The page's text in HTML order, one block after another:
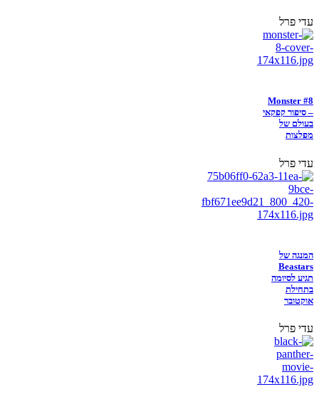
עדי פרל
Monster #8
– סיפור קפקאי
בעולם של
מפלצות
עדי פרל
המנגה של
Beastars
תגיע לסיומה
בתחילת
אוקטובר
עדי פרל